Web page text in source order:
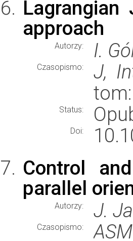
Lagrangian
approach
Autorzy: I.
Czasopismo:
J,
Status:
Doi:
Control
parallel
Autorzy: J.
Czasopismo: